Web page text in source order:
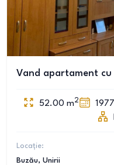
Vand apartament cu
52.00 m2
Locație:
Buzău, Unirii